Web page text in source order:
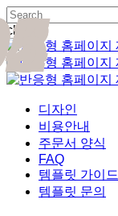
Skip
to
main
content
close
Close
Search
Menu
디자인
비용안내
주문서 양식
FAQ
템플릿 가이드
템플릿 문의